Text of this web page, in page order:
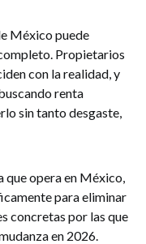
México puede
Propietarios
con la realidad, y
renta
sin tanto desgaste,
que opera en México,
para eliminar
concretas por las que
en 2026.